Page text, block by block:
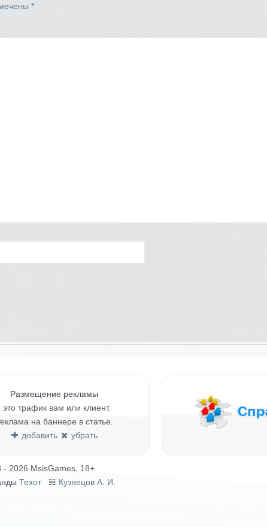
*
Размещение рекламы
это трафик вам или клиент.
на баннере в статье.
добавить
убрать
- 2026 MsisGames, 18+
Техот 𝌴 Кузнецов А. И.